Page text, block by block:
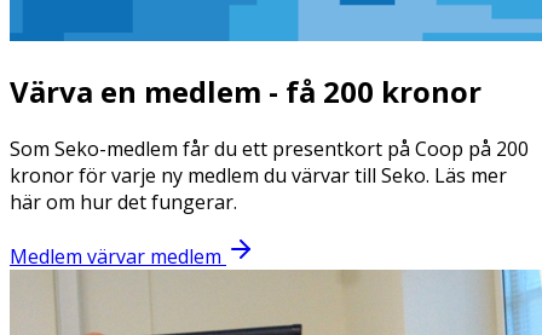
Värva en medlem - få 200 kronor
Som Seko-medlem får du ett presentkort på Coop på 200
kronor för varje ny medlem du värvar till Seko. Läs mer
här om hur det fungerar.
Medlem värvar medlem